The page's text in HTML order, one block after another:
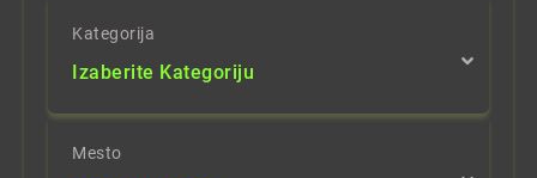
Kategorija
Izaberite Kategoriju
Mesto